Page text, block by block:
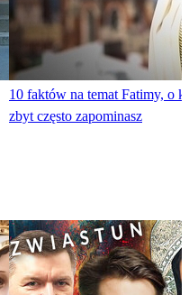
10 faktów na temat Fatimy, o
zbyt często zapominasz